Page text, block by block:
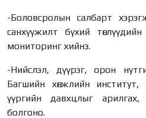
-Боловсролын салбарт
санхүүжилт бүхий
мониторинг хийнэ.
-Нийслэл, дүүрэг, орон
Багшийн хөгжлийн
үүргийн давхцлыг
болгоно.